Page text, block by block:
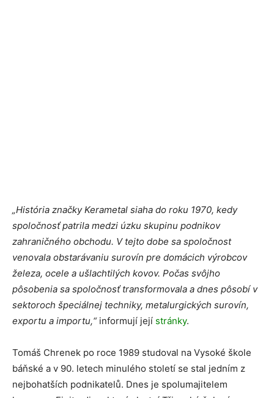
„História značky Kerametal siaha do roku 1970, kedy
spoločnosť patrila medzi úzku skupinu podnikov
zahraničného obchodu. V tejto dobe sa spoločnost
venovala obstarávaniu surovín pre domácich výrobcov
železa, ocele a ušlachtilých kovov. Počas svôjho
pôsobenia sa spoločnosť transformovala a dnes pôsobí v
sektoroch špeciálnej techniky, metalurgických surovín,
exportu a importu,“informují její stránky.
Tomáš Chrenek po roce 1989 studoval na Vysoké škole
báňské a v 90. letech minulého století se stal jedním z
nejbohatších podnikatelů. Dnes je spolumajitelem